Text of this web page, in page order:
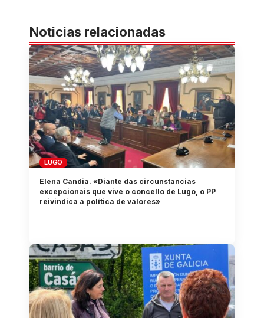
Noticias relacionadas
LUGO
Elena Candia. «Diante das circunstancias
excepcionais que vive o concello de Lugo, o PP
reivindica a política de valores»